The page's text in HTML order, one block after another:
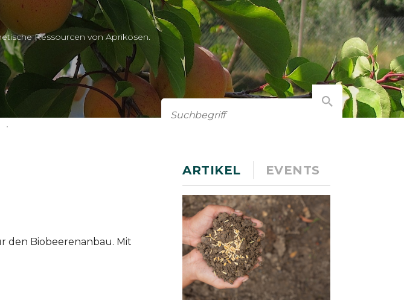
Ressourcen von Aprikosen.
den Biobeerenanbau. Mit
ARTIKEL EVENTS